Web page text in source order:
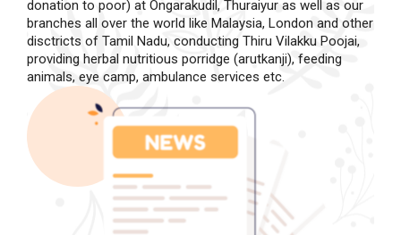
donation to poor) at Ongarakudil, Thuraiyur as well as our
branches all over the world like Malaysia, London and other
disctricts of Tamil Nadu, conducting Thiru Vilakku Poojai,
providing herbal nutritious porridge (arutkanji), feeding
animals, eye camp, ambulance services etc.